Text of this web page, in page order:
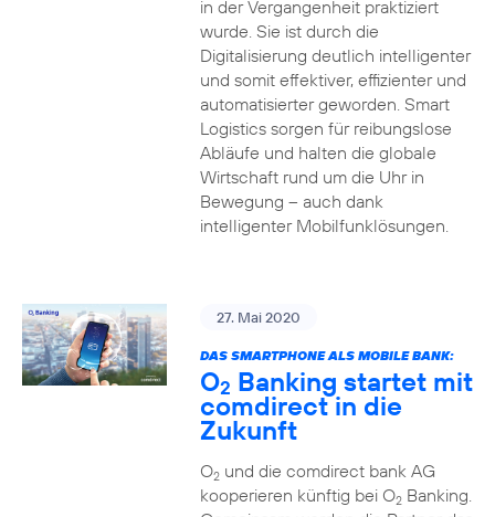
in der Vergangenheit praktiziert
wurde. Sie ist durch die
Digitalisierung deutlich intelligenter
und somit effektiver, effizienter und
automatisierter geworden. Smart
Logistics sorgen für reibungslose
Abläufe und halten die globale
Wirtschaft rund um die Uhr in
Bewegung – auch dank
intelligenter Mobilfunklösungen.
27. Mai 2020
DAS SMARTPHONE ALS MOBILE BANK:
O2 Banking startet mit
comdirect in die
Zukunft
O2und die comdirect bank AG
kooperieren künftig bei O2Banking.